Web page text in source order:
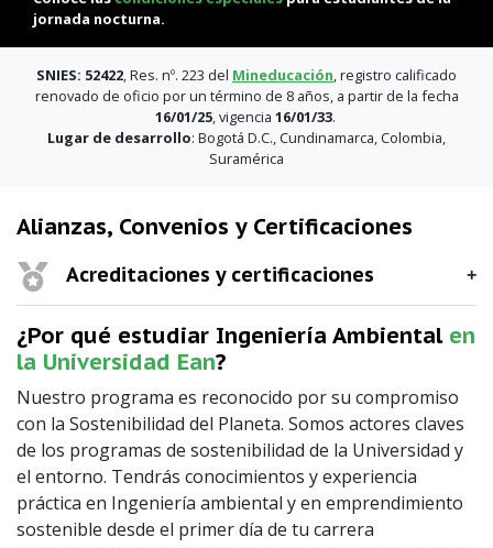
jornada nocturna.
SNIES: 52422, Res. nº. 223 del Mineducación, registro calificado
renovado de oficio por un término de 8 años, a partir de la fecha
16/01/25, vigencia 16/01/33.
Lugar de desarrollo: Bogotá D.C., Cundinamarca, Colombia,
Suramérica
Alianzas, Convenios y Certificaciones
Acreditaciones y certificaciones
¿Por qué estudiar Ingeniería Ambiental en
la Universidad Ean?
Nuestro programa es reconocido por su compromiso
con la Sostenibilidad del Planeta. Somos actores claves
de los programas de sostenibilidad de la Universidad y
el entorno. Tendrás conocimientos y experiencia
práctica en Ingeniería ambiental y en emprendimiento
sostenible desde el primer día de tu carrera